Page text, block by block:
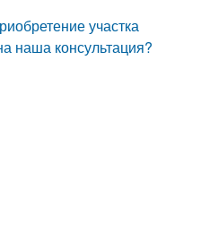
участка
наша консультация?